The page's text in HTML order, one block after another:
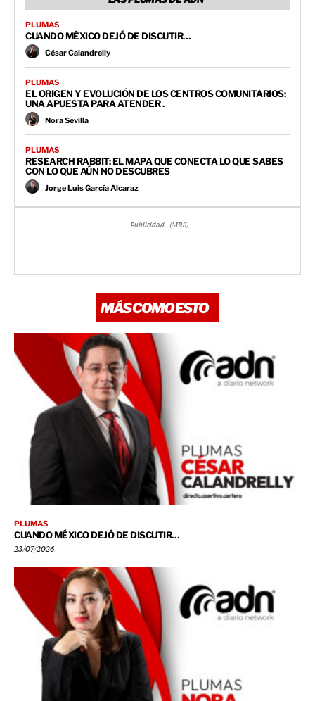
PLUMAS
CUANDO MÉXICO DEJÓ DE DISCUTIR…
César Calandrelly
PLUMAS
EL ORIGEN Y EVOLUCIÓN DE LOS CENTROS COMUNITARIOS:
UNA APUESTA PARA ATENDER .
Nora Sevilla
PLUMAS
RESEARCH RABBIT: EL MAPA QUE CONECTA LO QUE SABES
CON LO QUE AÚN NO DESCUBRES
Jorge Luis García Alcaraz
- Publicidad - (MR3)
MÁS COMO ESTO
PLUMAS
CUANDO MÉXICO DEJÓ DE DISCUTIR…
23/07/2026